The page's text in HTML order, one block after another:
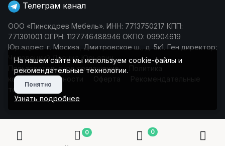
Телеграм канал
ООО «Пинскдрев Мебель». ИНН: 7713750217 КПП:
771301001 ОГРН: 1127746488946 ОКПО: 09904619
Юр.адрес: г. Москва, Дмитровское ш., д. 5к1. Ген.директор:
Чеповецкий Леонид Юрьевич
Пользовательское соглашение
Политика
конфиденциальности
Оферта
Рекомендательные
технологии
0 0
На нашем сайте мы используем cookie-файлы и
рекомендательные технологии.
Понятно
Узнать подробнее